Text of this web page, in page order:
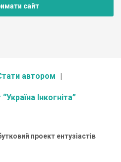
сайт
автором
Інкогніта”
проект ентузіастів